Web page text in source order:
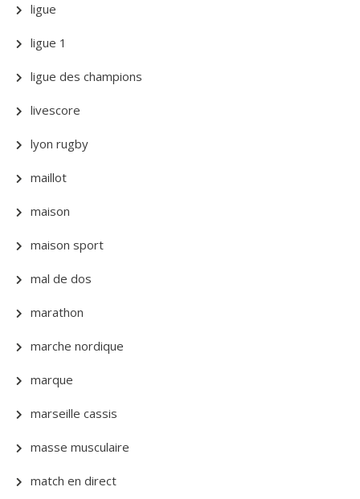
ligue
ligue 1
ligue des champions
livescore
lyon rugby
maillot
maison
maison sport
mal de dos
marathon
marche nordique
marque
marseille cassis
masse musculaire
match en direct